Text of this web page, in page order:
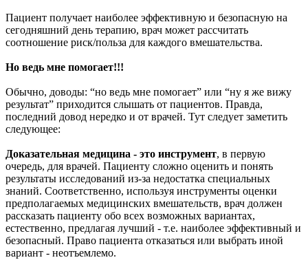
Пациент получает наиболее эффективную и безопасную на
сегодняшний день терапию, врач может рассчитать
соотношение риск/польза для каждого вмешательства.
Но ведь мне помогает!!!
Обычно, доводы: “но ведь мне помогает” или “ну я же вижу
результат” приходится слышать от пациентов. Правда,
последний довод нередко и от врачей. Тут следует заметить
следующее:
Доказательная медицина - это инструмент, в первую
очередь, для врачей. Пациенту сложно оценить и понять
результаты исследований из-за недостатка специальных
знаний. Соответственно, используя инструменты оценки
предполагаемых медицинских вмешательств, врач должен
рассказать пациенту обо всех возможных вариантах,
естественно, предлагая лучший - т.е. наиболее эффективный и
безопасный. Право пациента отказаться или выбрать иной
вариант - неотъемлемо.